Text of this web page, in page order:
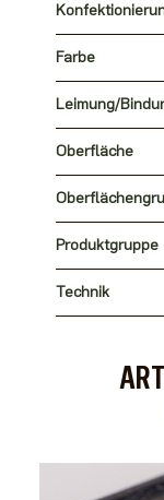
Farbe
Leimung/
Oberfläche
Produktgruppe
Technik